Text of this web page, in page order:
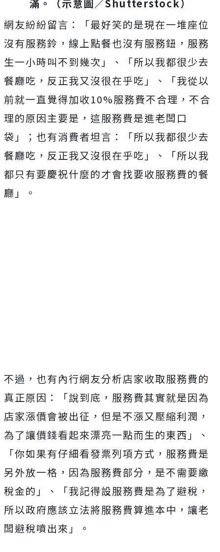
滿。（示意圖／Shutterstock）
網友紛紛留言：「最好笑的是現在一堆座位
沒有服務鈴，線上點餐也沒有服務鈕，服務
生一小時叫不到幾次」、「所以我都很少去
餐廳吃，反正我又沒很在乎吃」、
「我從以
前就一直覺得加收10%服務費不合理，不合
理的原因主要是，這服務費是進老闆口
袋」；也有消費者坦言：
「所以我都很少去
餐廳吃，反正我又沒很在乎吃」、「所以我
都只有要慶祝什麼的才會找要收服務費的餐
廳」。
不過，也有內行網友分析店家收取服務費的
真正原因：「說到底，服務費其實就是因為
店家漲價會被出征，但是不漲又壓縮利潤，
為了讓價錢看起來漂亮一點而生的東西」、
「你如果有仔細看發票列項方式，服務費是
另外放一格，因為服務費部分，是不需要繳
稅金的」、
「我記得設服務費是為了避稅，
所以政府應該立法將服務費算進本中，讓老
闆避稅噴出來」。